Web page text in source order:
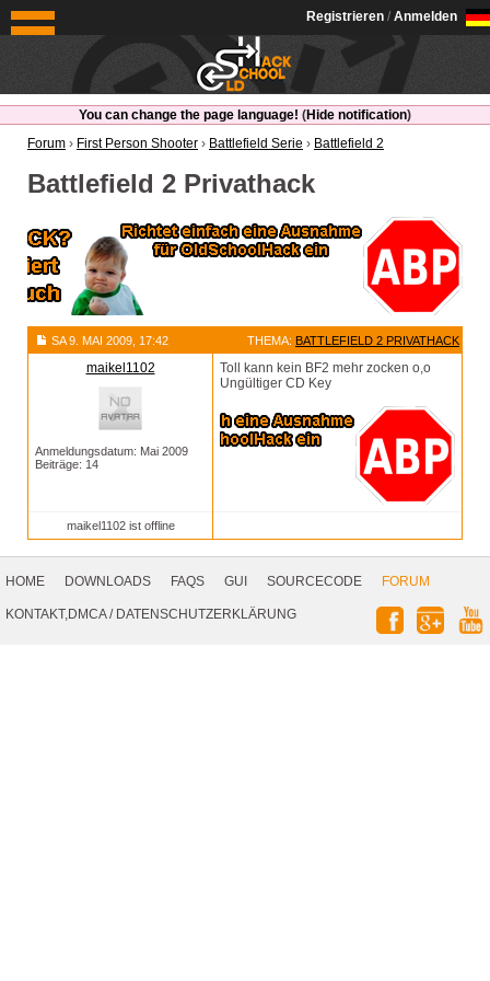
OldSchoolHack
Registrieren / Anmelden
You can change the page language! (Hide notification)
Forum › First Person Shooter › Battlefield Serie › Battlefield 2
Battlefield 2 Privathack
SA 9. MAI 2009, 17:42 THEMA: BATTLEFIELD 2 PRIVATHACK
maikel1102
Anmeldungsdatum: Mai 2009
Beiträge: 14
Toll kann kein BF2 mehr zocken o,o
Ungültiger CD Key
maikel1102 ist offline
Navigation
HOME DOWNLOADS FAQS GUI SOURCECODE
FORUM
KONTAKT,DMCA/ DATENSCHUTZERKLÄRUNG